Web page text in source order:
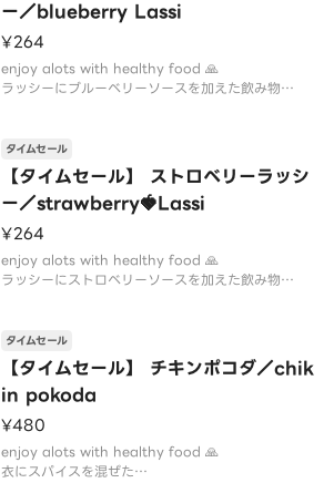
ー／blueberry Lassi
¥264
enjoy alots with healthy food 🙏
ラッシーにブルーベリーソースを加えた飲み物
毎日お店で作る 自家製ラッシーです
【タイムセール】 ストロベリーラッシ
ー／strawberry🍓Lassi
タイムセール
¥264
enjoy alots with healthy food 🙏
ラッシーにストロベリーソースを加えた飲み物
毎日お店で作る 自家製ラッシーです
【タイムセール】 チキンポコダ／chik
in pokoda
タイムセール
¥480
enjoy alots with healthy food 🙏
衣にスパイスを混ぜた